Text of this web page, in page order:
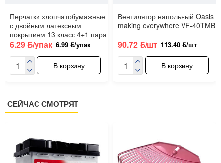
Перчатки хлопчатобумажные
с двойным латексным
покрытием 13 класс 4+1 пара
6.29 ƃ/упак 6.99 ƃ/упак
В корзину
Вентилятор напольный Oasis
making everywhere VF-40TMB
90.72 ƃ/шт 113.40 ƃ/шт
В корзину
СЕЙЧАС СМОТРЯТ